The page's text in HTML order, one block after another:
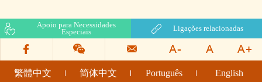
Apoio para Necessidades
Especiais
Ligações relacionadas
繁體中文 简体中文 Português English